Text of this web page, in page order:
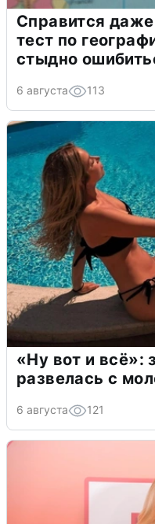
Справится
тест по
стыдно
6 августа 113
«Ну вот и всё»:
развелась с
6 августа 121